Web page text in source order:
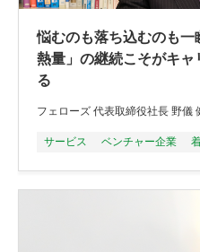
悩むのも落ち込むのも一
熱量」の継続こそがキ
る
フェローズ 代表取締役社長 野儀
サービス ベンチャー企業